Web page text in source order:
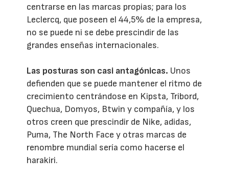
centrarse en las marcas propias; para los
Leclercq, que poseen el 44,5% de la empresa,
no se puede ni se debe prescindir de las
grandes enseñas internacionales.
Las posturas son casi antagónicas. Unos
defienden que se puede mantener el ritmo de
crecimiento centrándose en Kipsta, Tribord,
Quechua, Domyos, Btwin y compañía, y los
otros creen que prescindir de Nike, adidas,
Puma, The North Face y otras marcas de
renombre mundial sería como hacerse el
harakiri.